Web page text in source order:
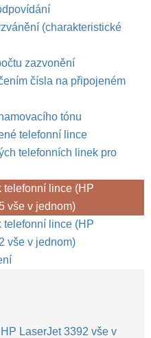
(charakteristické
zazvonění
čísla na připojeném
tónu
telefonní lince
telefonních linek pro
telefonní lince (HP
vše v jednom)
telefonní lince (HP
vše v jednom)
LaserJet 3392 vše v